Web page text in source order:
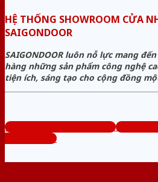
HỆ THỐNG SHOWROOM CỬA
SAIGONDOOR
SAIGONDOOR luôn nỗ lực mang
hàng những sản phẩm công nghệ
tiện ích, sáng tạo cho cộng đồng
www.cuanhomcuathep.com
Tổng đài
0824.400.400